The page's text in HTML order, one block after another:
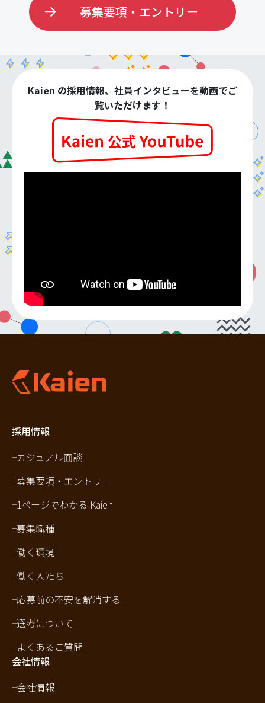
募集要項・エントリー
Kaien の採用情報、社員インタビューを動画でご
覧いただけます！
採用情報
カジュアル面談
募集要項・エントリー
1ページでわかる Kaien
募集職種
働く環境
働く人たち
応募前の不安を解消する
選考について
よくあるご質問
会社情報
会社情報